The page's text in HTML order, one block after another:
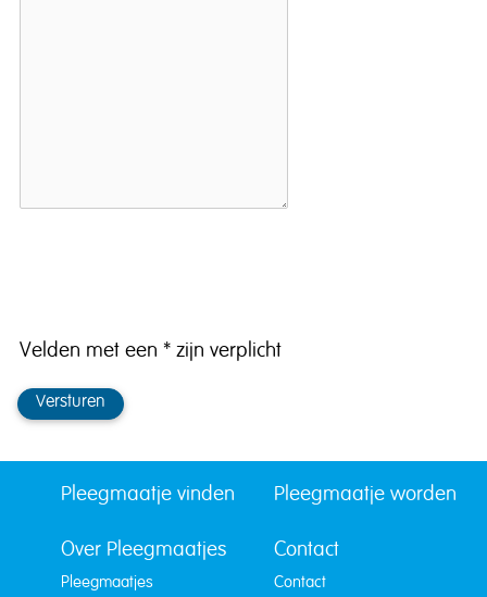
Velden met een * zijn verplicht
Versturen
Pleegmaatje vinden Pleegmaatje worden
Over Pleegmaatjes
Pleegmaatjes
Contact
Contact